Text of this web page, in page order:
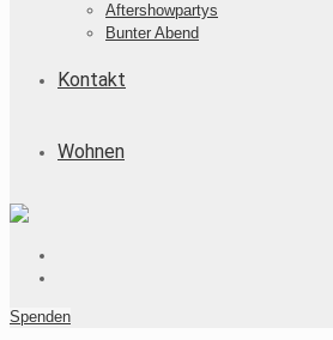
Aftershowpartys
Bunter Abend
Kontakt
Wohnen
Spenden